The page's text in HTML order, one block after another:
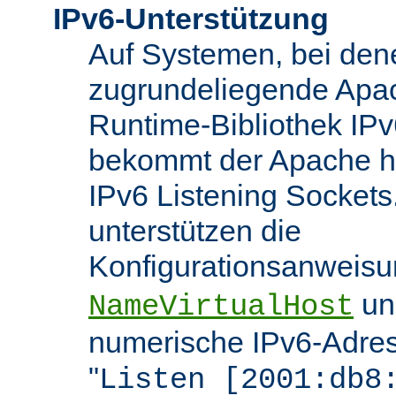
IPv6-Unterstützung
Auf Systemen, bei
zugrundeliegende
Runtime-Bibliothek
bekommt der Apache
IPv6 Listening
unterstützen die
NameVirtualHost
numerische IPv6-
"Listen